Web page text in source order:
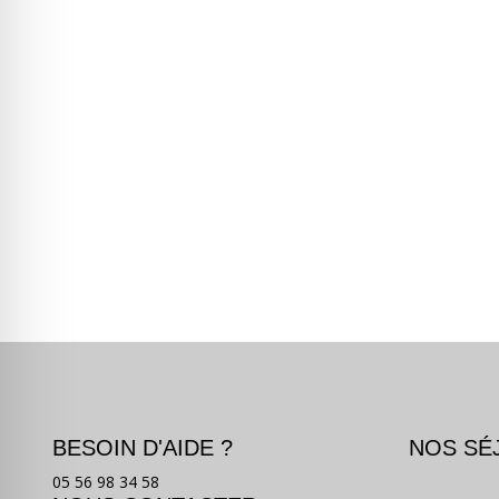
BESOIN D'AIDE ?
05 56 98 34 58
NOS